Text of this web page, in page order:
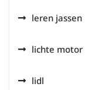
leren jassen
lichte motor
lidl